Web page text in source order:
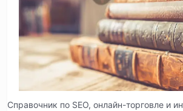
Справочник по SEO, онлайн-торговле и